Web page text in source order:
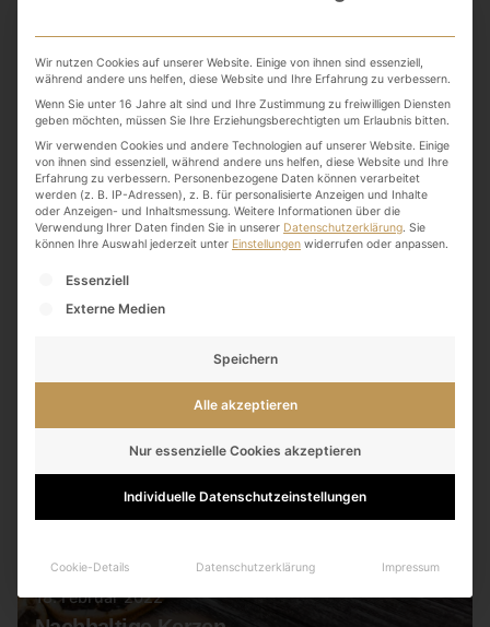
7. April 2022
Nachhaltig Wohnen
Read More
18. Februar 2022
Wir nutzen Cookies auf unserer Website. Einige von ihnen sind essenziell,
während andere uns helfen, diese Website und Ihre Erfahrung zu verbessern.
Wenn Sie unter 16 Jahre alt sind und Ihre Zustimmung zu freiwilligen Diensten
geben möchten, müssen Sie Ihre Erziehungsberechtigten um Erlaubnis bitten.
Wir verwenden Cookies und andere Technologien auf unserer Website. Einige
von ihnen sind essenziell, während andere uns helfen, diese Website und Ihre
Erfahrung zu verbessern. Personenbezogene Daten können verarbeitet
werden (z. B. IP-Adressen), z. B. für personalisierte Anzeigen und Inhalte
oder Anzeigen- und Inhaltsmessung. Weitere Informationen über die
Verwendung Ihrer Daten finden Sie in unserer Datenschutzerklärung. Sie
können Ihre Auswahl jederzeit unter Einstellungen widerrufen oder anpassen.
Es folgt eine Liste der Service-Gruppen, für die
Essenziell
Externe Medien
Speichern
Alle akzeptieren
Nur essenzielle Cookies akzeptieren
Individuelle Datenschutzeinstellungen
Cookie-Details Datenschutzerklärung Impressum